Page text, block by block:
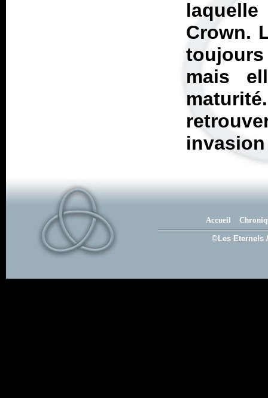
Crown.
mais
Accueil
©Les Eternels